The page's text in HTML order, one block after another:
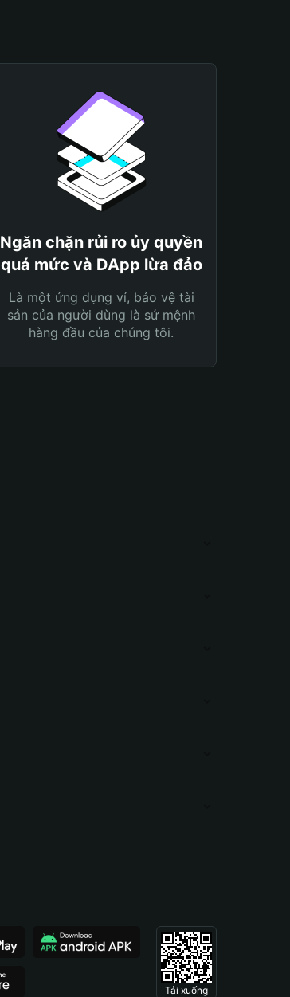
Ngăn chặn rủi ro ủy quyền
quá mức và DApp lừa đảo
Là một ứng dụng ví, bảo vệ tài
sản của người dùng là sứ mệnh
hàng đầu của chúng tôi.
Tải xuống